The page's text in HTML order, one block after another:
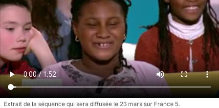
Extrait de la séquence qui sera diffusée le 23 mars sur France 5.